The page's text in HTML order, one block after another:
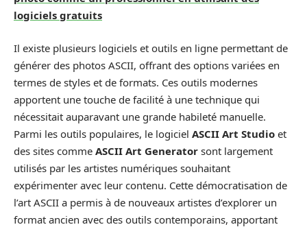
logiciels gratuits
Il existe plusieurs logiciels et outils en ligne permettant de
générer des photos ASCII, offrant des options variées en
termes de styles et de formats. Ces outils modernes
apportent une touche de facilité à une technique qui
nécessitait auparavant une grande habileté manuelle.
Parmi les outils populaires, le logiciel ASCII Art Studio et
des sites comme ASCII Art Generator sont largement
utilisés par les artistes numériques souhaitant
expérimenter avec leur contenu. Cette démocratisation de
l’art ASCII a permis à de nouveaux artistes d’explorer un
format ancien avec des outils contemporains, apportant